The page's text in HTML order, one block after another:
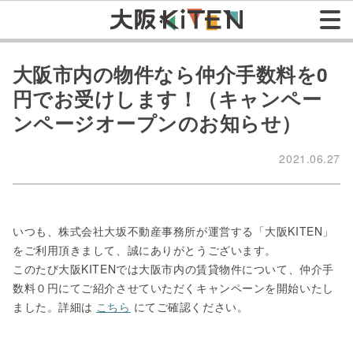
大阪市内の物件なら仲介手数料を0
円でお受けします！（キャンペー
ンページオープンのお知らせ）
2021.06.27
いつも、株式会社大坂不動産事務所が運営する「大阪KITEN」
をご利用頂きまして、誠にありがとうございます。
このたび大阪KITENでは大阪市内の賃貸物件について、仲介手
数料０円にてご紹介させていただくキャンペーンを開始いたし
ました。詳細は こちら にてご確認ください。